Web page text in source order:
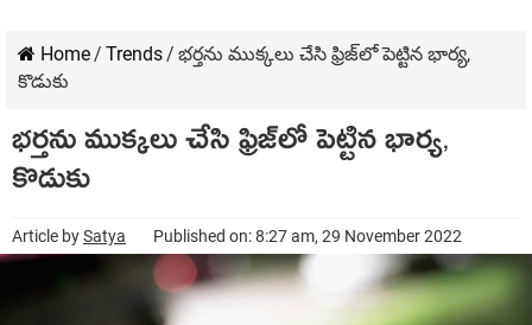
Home/ Trends/ భ‌ర్త‌ను ముక్క‌లు చేసి ఫ్రిజ్‌లో పెట్టిన భార్య‌,
కొడుకు
భ‌ర్త‌ను ముక్క‌లు చేసి ఫ్రిజ్‌లో పెట్టిన భార్య‌,
కొడుకు
Article bySatya Published on: 8:27 am, 29 November 2022